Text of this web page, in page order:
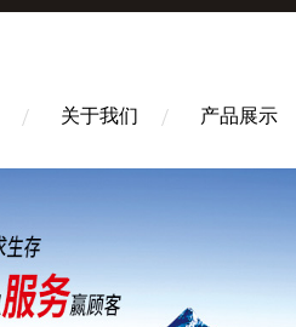
关于我们 产品展示